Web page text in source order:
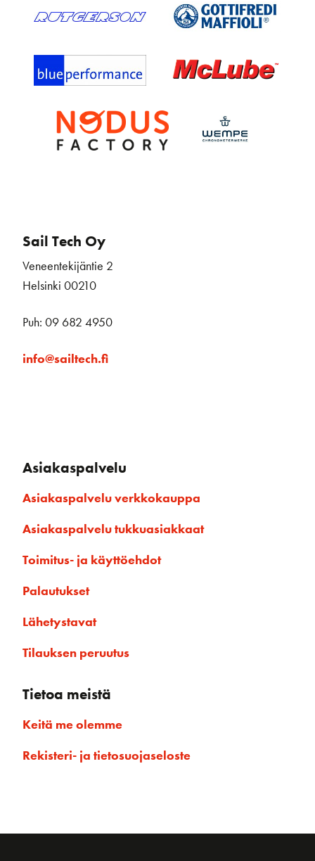
Sail Tech Oy
Veneentekijäntie 2
Helsinki 00210
Puh: 09 682 4950
info@sailtech.fi
Asiakaspalvelu
Asiakaspalvelu verkkokauppa
Asiakaspalvelu tukkuasiakkaat
Toimitus- ja käyttöehdot
Palautukset
Lähetystavat
Tilauksen peruutus
Tietoa meistä
Keitä me olemme
Rekisteri- ja tietosuojaseloste